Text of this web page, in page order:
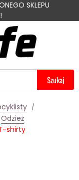
SKLEPU
Szukaj
Odzież
shirty